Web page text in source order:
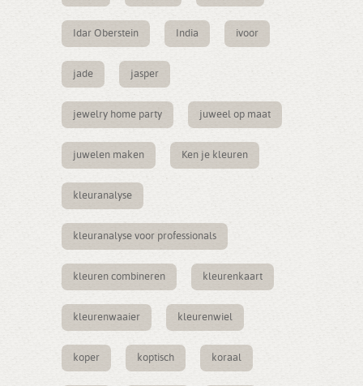
Idar Oberstein India ivoor
jade jasper
jewelry home party juweel op maat
juwelen maken Ken je kleuren
kleuranalyse
kleuranalyse voor professionals
kleuren combineren kleurenkaart
kleurenwaaier kleurenwiel
koper koptisch koraal